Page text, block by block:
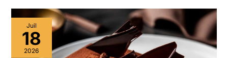
Juil
18
2026